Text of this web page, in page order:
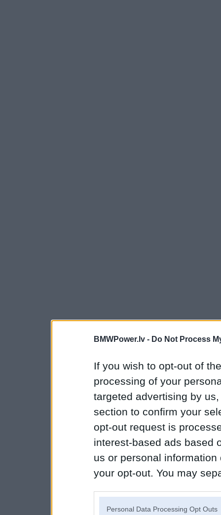
BMWPower.lv - Do Not Process
If you wish to opt-out of
processing of your
targeted advertising by
section to confirm your
opt-out request is
interest-based ads based
us or personal
your opt-out. You may
Personal Data Processing Opt Outs